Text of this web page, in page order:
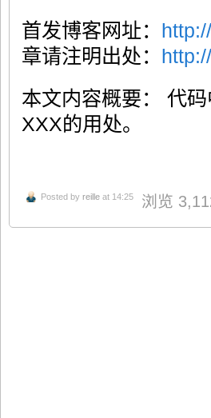
首发博客网址：
章请注明出处：
本文内容概要： 代
XXX的用处。
Posted by reille at 14:25 浏览